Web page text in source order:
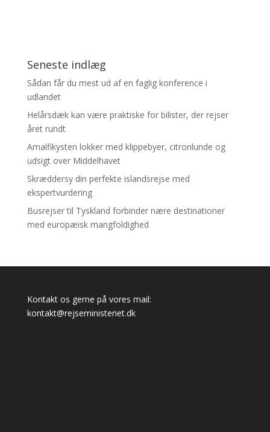
Seneste indlæg
Sådan får du mest ud af en faglig konference i
udlandet
Helårsdæk kan være praktiske for bilister, der rejser
året rundt
Amalfikysten lokker med klippebyer, citronlunde og
udsigt over Middelhavet
Skræddersy din perfekte islandsrejse med
ekspertvurdering
Busrejser til Tyskland forbinder nære destinationer
med europæisk mangfoldighed
Kontakt os gerne på vores mail:
kontakt@rejseministeriet.dk